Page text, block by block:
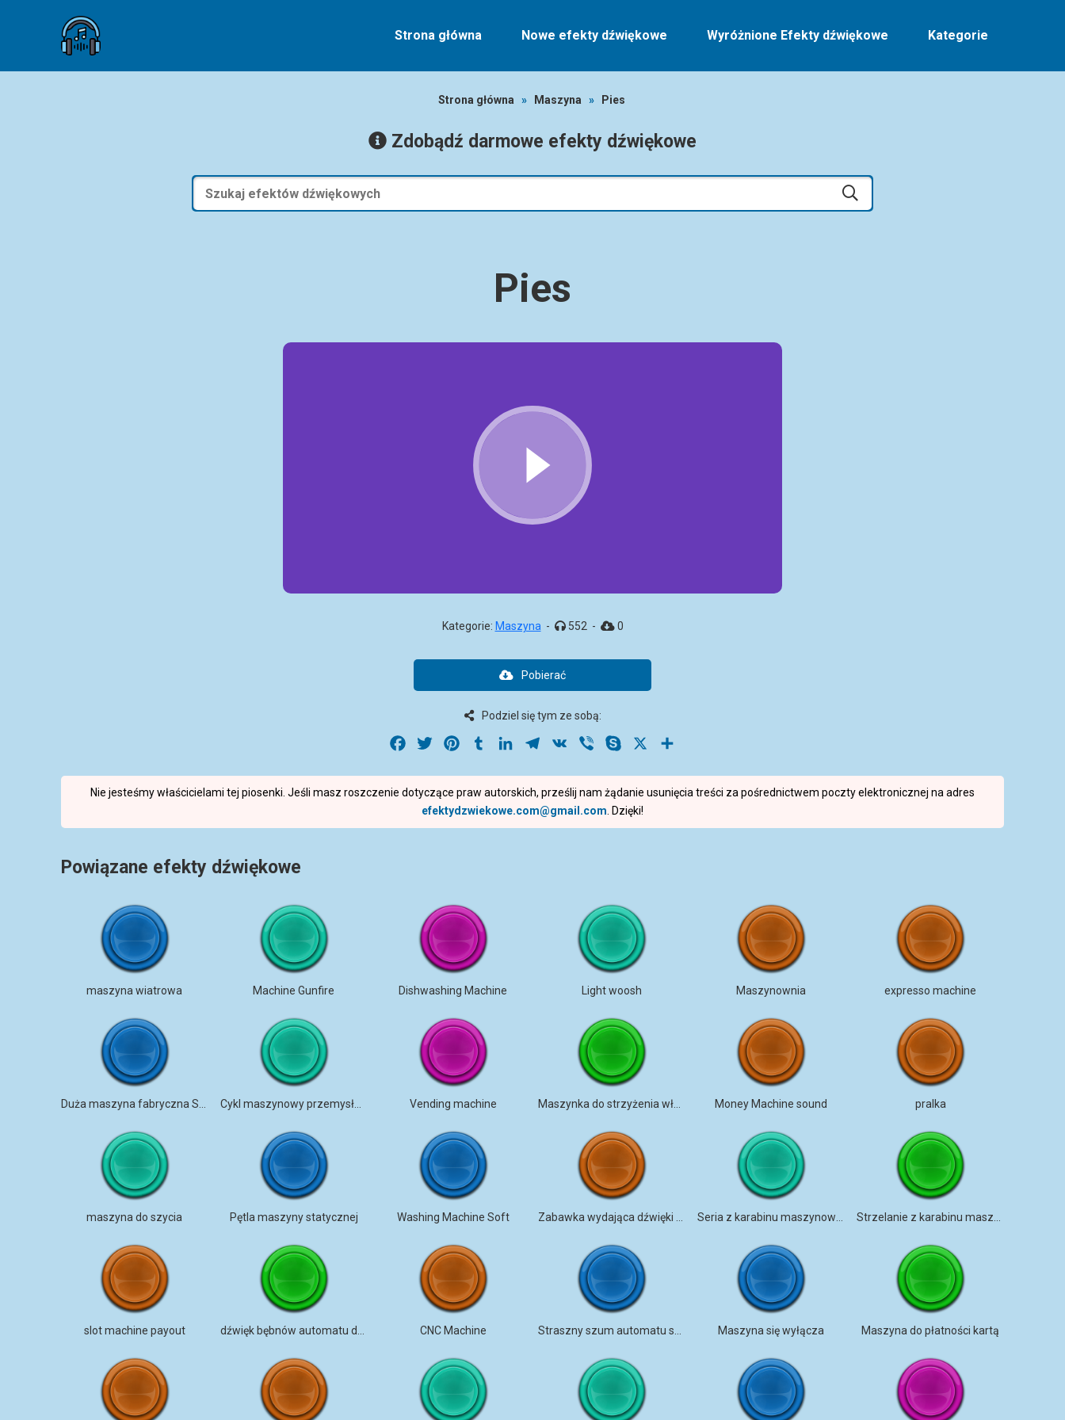
Strona główna Nowe efekty dźwiękowe Wyróżnione Efekty dźwiękowe Kategorie
Strona główna » Maszyna » Pies
Zdobądź darmowe efekty dźwiękowe
Pies
Kategorie: Maszyna - 552 - 0
Pobierać
Podziel się tym ze sobą:
Facebook
Twitter PinterestTumblrLinkedInTelegram
VK Viber Skype
Nie jesteśmy właścicielami tej piosenki. Jeśli masz roszczenie dotyczące praw autorskich, prześlij nam żądanie usunięcia treści za pośrednictwem poczty elektronicznej na adres
efektydzwiekowe.com@gmail.com . Dzięki!
Powiązane efekty dźwiękowe
maszyna wiatrowa Machine Gunfire Dishwashing Machine Light woosh Maszynownia expresso machine
Cykl maszynowy przemysłowy Vending machine Money Machine sound pralka
maszyna do szycia Pętla maszyny statycznej Washing Machine Soft
slot machine payout CNC Machine Maszyna się wyłącza Maszyna do płatności kartą